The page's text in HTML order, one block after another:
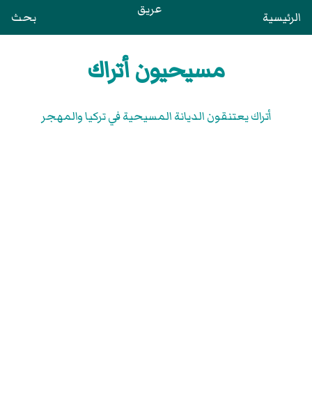
الرئيسية عريق بحث
مسيحيون أتراك
أتراك يعتنقون الديانة المسيحية في تركيا والمهجر